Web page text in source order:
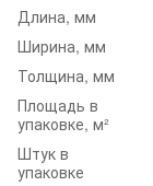
Длина, мм
Ширина, мм
Толщина, мм
Площадь в
упаковке, м²
Штук в
упаковке